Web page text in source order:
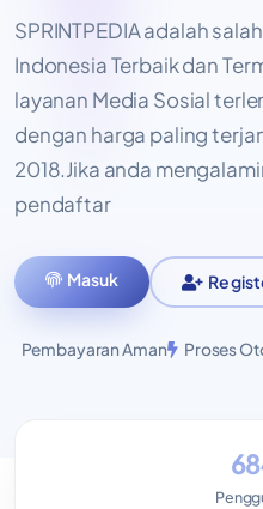
SPRINTPEDIA adalah
Indonesia Terbaik dan
layanan Media Sosial
dengan harga paling
2018.Jika anda
pendaftar
Masuk
Pembayaran Aman Proses